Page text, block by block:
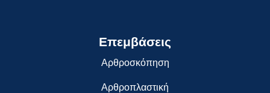
Επεμβάσεις
Αρθροσκόπηση
Αρθροπλαστική